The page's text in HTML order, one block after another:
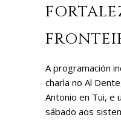
A programación
charla no Al
Antonio en Tui, e
sábado aos